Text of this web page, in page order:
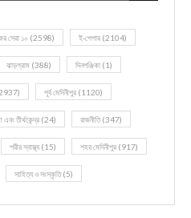
সেরা ১০ (2598) ই-পেপার (2104)
ঝাড়গ্রাম (388) দিনপঞ্জিকা (1)
পূর্ব মেদিনীপুর (1120)
তীর্থকেন্দ্র (24) রাজনীতি(347)
শরীর স্বাস্থ্য (15) শহর মেদিনীপুর (917)
সাহিত্য ও সংস্কৃতি(5)